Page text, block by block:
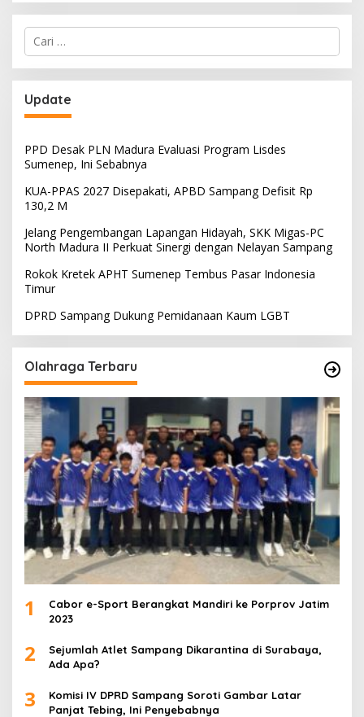
Cari
untuk:
Update
PPD Desak PLN Madura Evaluasi Program Lisdes
Sumenep, Ini Sebabnya
KUA-PPAS 2027 Disepakati, APBD Sampang Defisit Rp
130,2 M
Jelang Pengembangan Lapangan Hidayah, SKK Migas-PC
North Madura II Perkuat Sinergi dengan Nelayan Sampang
Rokok Kretek APHT Sumenep Tembus Pasar Indonesia
Timur
DPRD Sampang Dukung Pemidanaan Kaum LGBT
Olahraga Terbaru
1
Cabor e-Sport Berangkat Mandiri ke Porprov Jatim
2023
2
Sejumlah Atlet Sampang Dikarantina di Surabaya,
Ada Apa?
3
Komisi IV DPRD Sampang Soroti Gambar Latar
Panjat Tebing, Ini Penyebabnya